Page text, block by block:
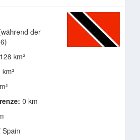
der
km²
0 km
Spain